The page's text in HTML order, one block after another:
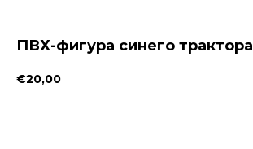
ПВХ-фигура синего трактора
€20,00